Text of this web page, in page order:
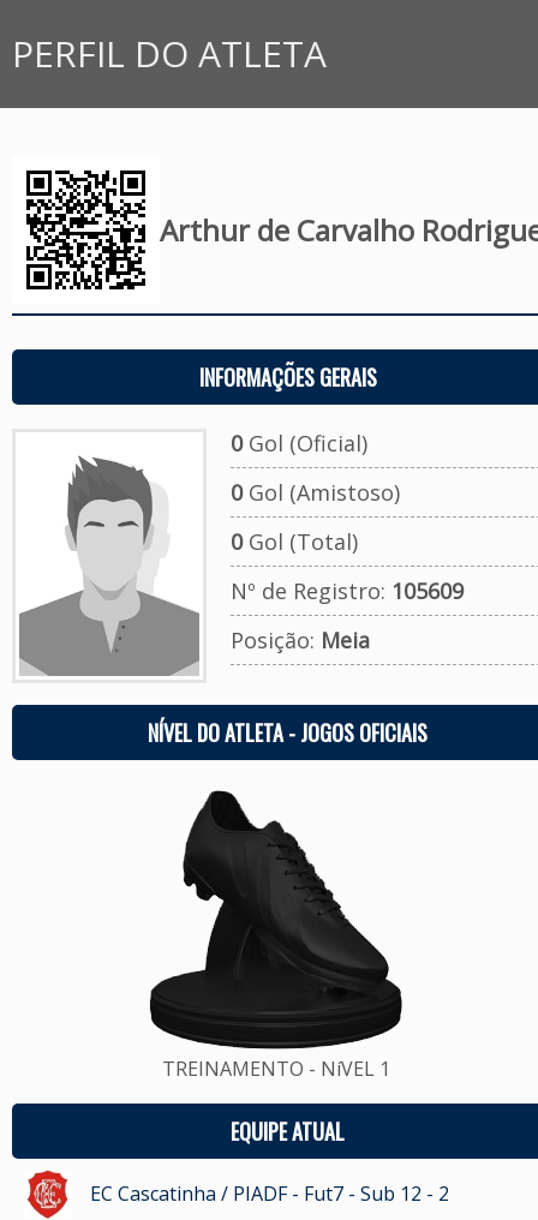
PERFIL DO ATLETA
Arthur de Carvalho
INFORMAÇÕES GERAIS
0Gol (Oficial)
0Gol (Amistoso)
0Gol (Total)
Nº de Registro: 105609
Posição: Meia
NÍVEL DO ATLETA - JOGOS OFICIAIS
TREINAMENTO - NíVEL 1
EQUIPE ATUAL
EC Cascatinha / PIADF - Fut7 - Sub 12 - 2